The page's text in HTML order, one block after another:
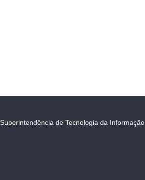
Superintendência de Tecnologia da Informação